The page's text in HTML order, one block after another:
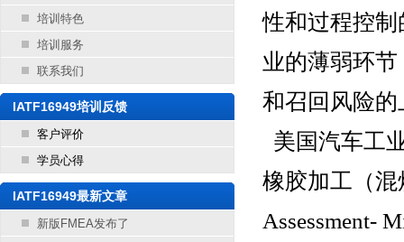
培训特色
培训服务
联系我们
IATF16949培训反馈
客户评价
学员心得
IATF16949最新文章
新版FMEA发布了
性和过程控
业的薄弱环
和召回风险的
美国汽车工
橡胶加工（混
Assessment-